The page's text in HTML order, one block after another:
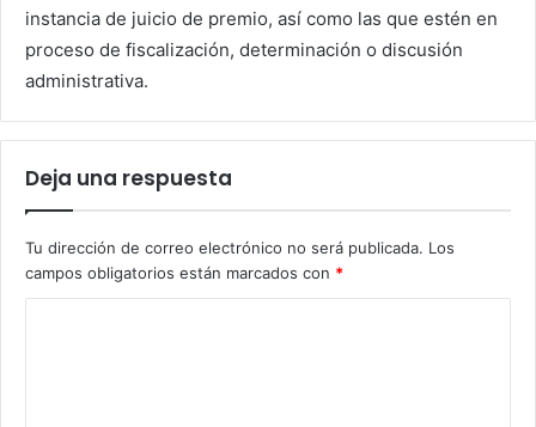
instancia de juicio de premio, así como las que estén en
proceso de fiscalización, determinación o discusión
administrativa.
Deja una respuesta
Tu dirección de correo electrónico no será publicada. Los
campos obligatorios están marcados con *